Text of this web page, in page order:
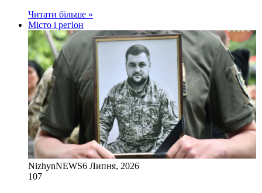
Читати більше »
Місто і регіон
NizhynNEWS6 Липня, 2026
107